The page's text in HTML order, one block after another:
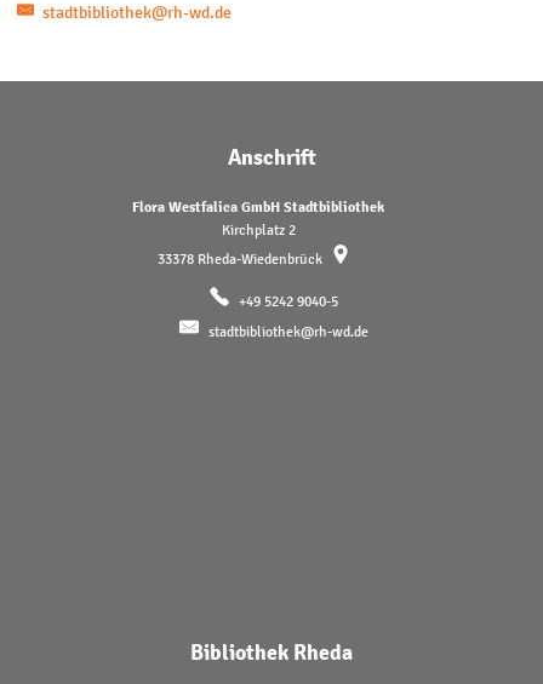
stadtbibliothek@rh-wd.de
Anschrift
Flora Westfalica GmbH Stadtbibliothek
Kirchplatz 2
33378 Rheda-Wiedenbrück
+49 5242 9040-5
stadtbibliothek@rh-wd.de
Bibliothek Rheda